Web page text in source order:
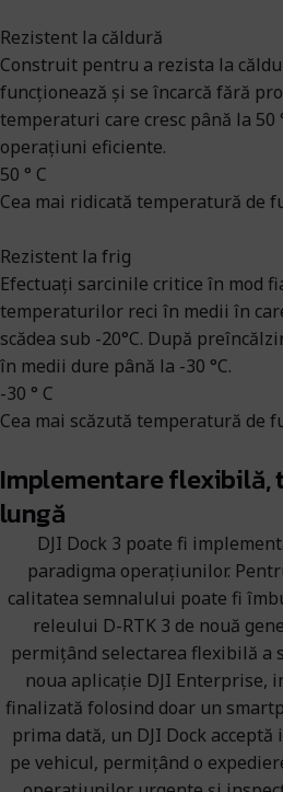
Rezistent la căldură
Construit pentru a rezista la
funcționează și se încarcă fără
temperaturi care cresc până la 50
operațiuni eficiente.
50 ° C
Cea mai ridicată temperatură de
Rezistent la frig
Efectuați sarcinile critice în mod
temperaturilor reci în medii în
scădea sub -20°C. După
în medii dure până la -30 °C.
-30 ° C
Cea mai scăzută temperatură de
Implementare flexibilă,
lungă
DJI Dock 3 poate fi
paradigma operațiunilor.
calitatea semnalului poate fi
releului D-RTK 3 de nouă
permițând selectarea flexibilă a
noua aplicație DJI Enterprise,
finalizată folosind doar un
prima dată, un DJI Dock
pe vehicul, permițând o